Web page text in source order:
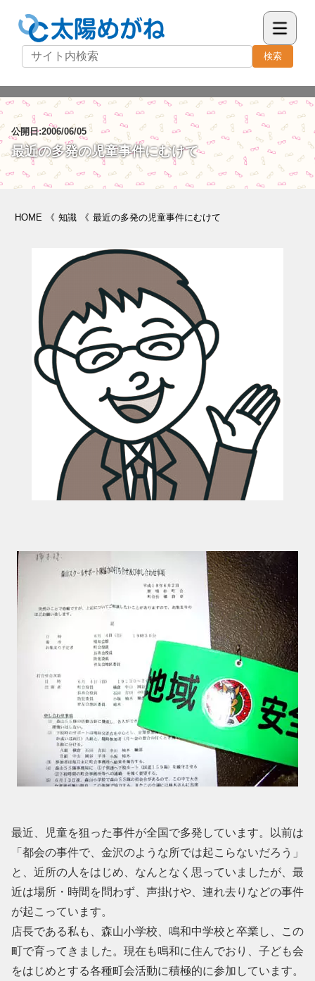
検索
公開日:2006/06/05
最近の多発の児童事件にむけて
HOME 《 知識 《 最近の多発の児童事件にむけて
最近、児童を狙った事件が全国で多発しています。以前は
「都会の事件で、金沢のような所では起こらないだろう」
と、近所の人をはじめ、なんとなく思っていましたが、最
近は場所・時間を問わず、声掛けや、連れ去りなどの事件
が起こっています。
店長である私も、森山小学校、鳴和中学校と卒業し、この
町で育ってきました。現在も鳴和に住んでおり、子ども会
をはじめとする各種町会活動に積極的に参加しています。